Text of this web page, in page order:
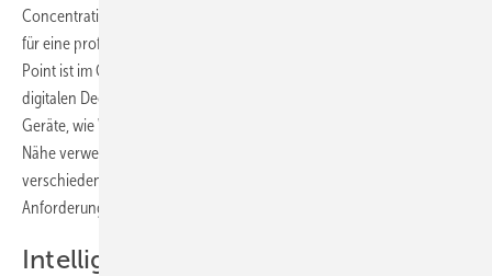
Concentration Points“ (SCP) und „Service Outlets“ (SO), die essenziell
für eine professionelle Installation sind. Ein Service Concentration
Point ist im Grunde ein zentraler Verteilerpunkt, das Herzstück jeder
digitalen Decke. Der Service Outlet dient als Anschlusspunkt für
Geräte, wie WLAN Access Points und IP-Kameras, die in unmittelbarer
Nähe verwendet werden. Metz Connect bietet SCPs und SOs in
verschiedensten Größen und Ausführungen an, um für jede
Anforderung die passende Lösung bereitzustellen.
Intelligente Produkte für den Umzug